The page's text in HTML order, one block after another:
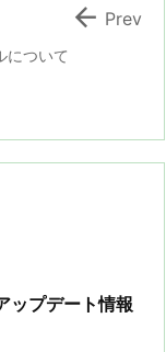
について
 Prev
ップデート情報